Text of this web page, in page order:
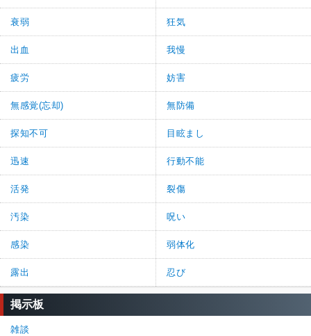
衰弱 狂気
出血 我慢
疲労 妨害
無感覚(忘却) 無防備
探知不可 目眩まし
迅速 行動不能
活発 裂傷
汚染 呪い
感染 弱体化
露出 忍び
掲示板
雑談